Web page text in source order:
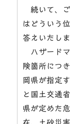
続いて、ご
はどういう
答えいたしま
ハザードマ
険箇所につ
岡県が指定
と国土交通
県が定めた